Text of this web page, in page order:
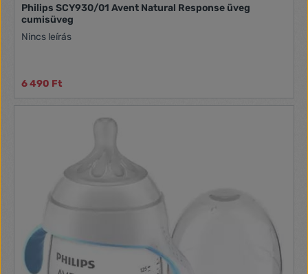
Philips SCY930/01 Avent Natural Response üveg
cumisüveg
Nincs leírás
6 490 Ft